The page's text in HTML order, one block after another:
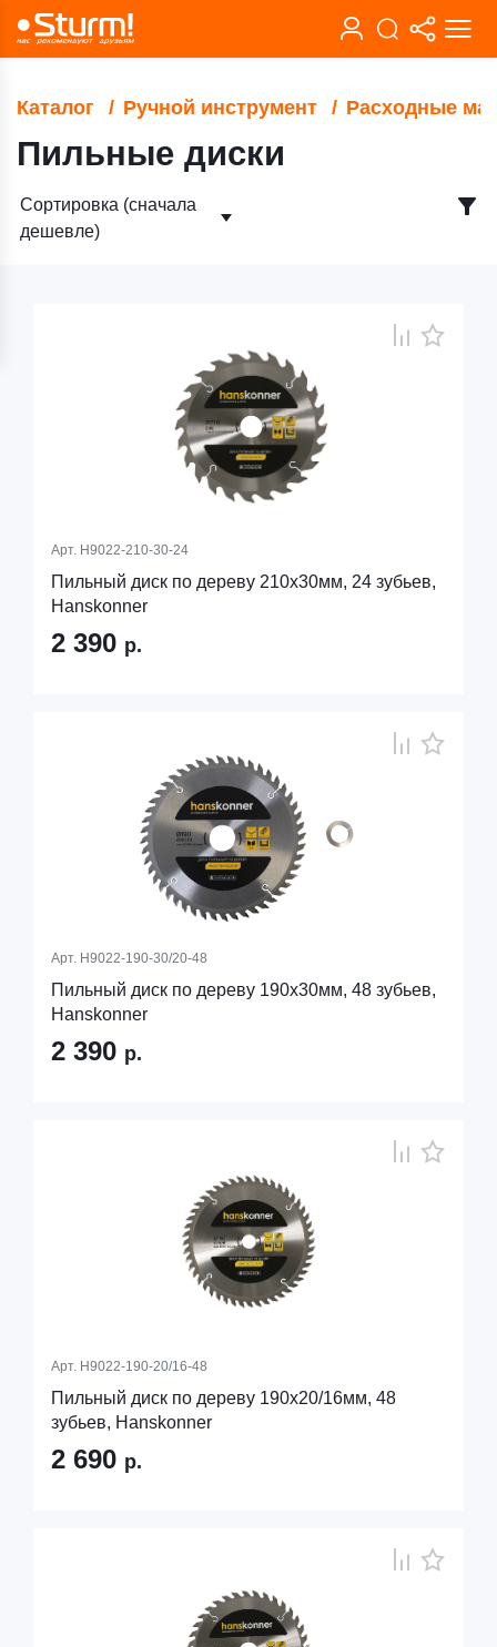
Каталог Ручной инструмент Расходные
Пильные диски
Сортировка (сначала
дешевле)
Арт. H9022-210-30-24
Пильный диск по дереву 210x30мм, 24 зубьев,
Hanskonner
2 390 р.
Арт. H9022-190-30/20-48
Пильный диск по дереву 190x30мм, 48 зубьев,
Hanskonner
2 390 р.
Арт. H9022-190-20/16-48
Пильный диск по дереву 190x20/16мм, 48
зубьев, Hanskonner
2 690 р.